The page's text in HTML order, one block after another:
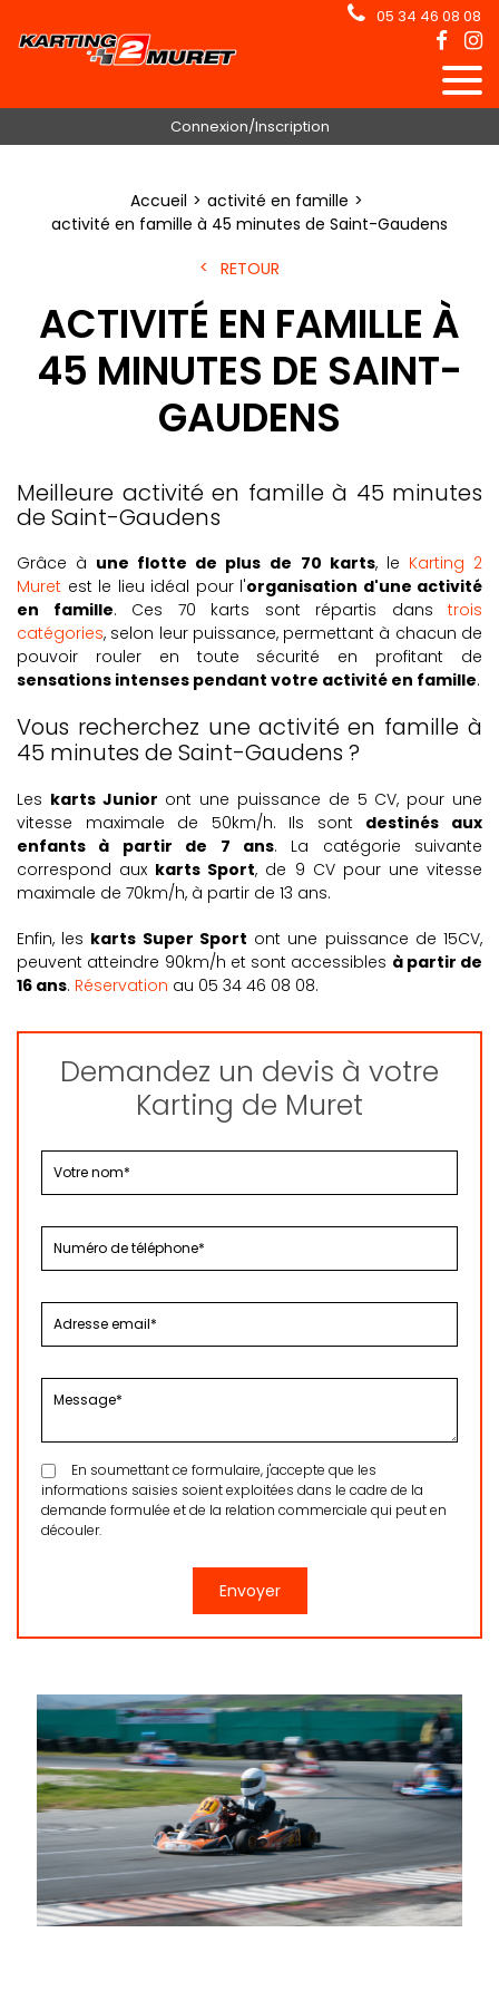
05 34 46 08 08
Connexion/Inscription
Accueil
activité en famille
activité en famille à 45 minutes de Saint-Gaudens
RETOUR
ACTIVITÉ EN FAMILLE À
45 MINUTES DE SAINT-
GAUDENS
Meilleure activité en famille à 45 minutes
de Saint-Gaudens
Grâce à une flotte de plus de 70 karts, le Karting 2
Muret est le lieu idéal pour l'organisation d'une activité
en famille. Ces 70 karts sont répartis dans trois
catégories, selon leur puissance, permettant à chacun de
pouvoir rouler en toute sécurité en profitant de
sensations intenses pendant votre activité en famille.
Vous recherchez une activité en famille à
45 minutes de Saint-Gaudens ?
Les karts Junior ont une puissance de 5 CV, pour une
vitesse maximale de 50km/h. Ils sont destinés aux
enfants à partir de 7 ans. La catégorie suivante
correspond aux karts Sport, de 9 CV pour une vitesse
maximale de 70km/h, à partir de 13 ans.
Enfin, les karts Super Sport ont une puissance de 15CV,
peuvent atteindre 90km/h et sont accessibles à partir de
16 ans. Réservation au 05 34 46 08 08.
Demandez un devis à votre
Karting de Muret
En soumettant ce formulaire, j'accepte que les
informations saisies soient exploitées dans le cadre de la
demande formulée et de la relation commerciale qui peut en
découler.